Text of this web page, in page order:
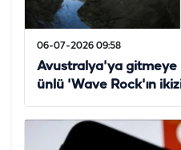
06-07-2026 09:58
Avustralya'ya gitmeye
ünlü 'Wave Rock'ın